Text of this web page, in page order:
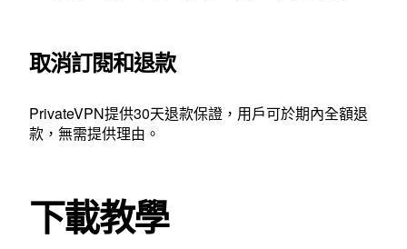
取消訂閱和退款
PrivateVPN提供30天退款保證，用戶可於期內全額退
款，無需提供理由。
下載教學